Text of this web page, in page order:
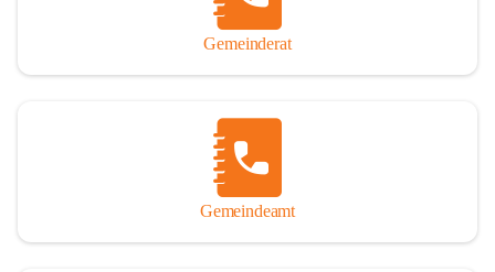
Gemeinderat
Gemeindeamt